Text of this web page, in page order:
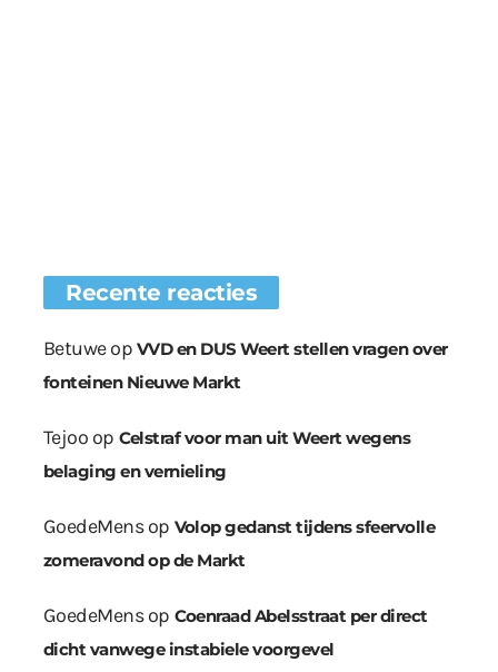
Recente reacties
Betuweop VVD en DUS Weert stellen vragen over
fonteinen Nieuwe Markt
Tejoo op Celstraf voor man uit Weert wegens
belaging en vernieling
GoedeMensop Volop gedanst tijdens sfeervolle
zomeravond op de Markt
GoedeMensop Coenraad Abelsstraat per direct
dicht vanwege instabiele voorgevel